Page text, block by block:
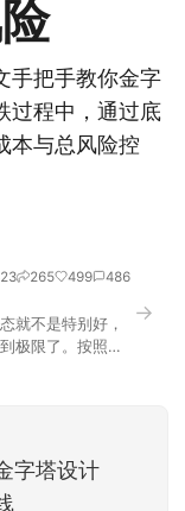
手把手教你金字
过程中，通过底
本与总风险控
265 499 486
就不是特别好，
极限了。按照平
，我会按点赞数
→
字塔设计